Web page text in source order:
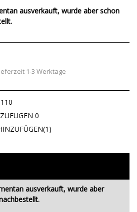
ausverkauft, wurde aber schon
1-3 Werktage
0
(1 )
ausverkauft, wurde aber